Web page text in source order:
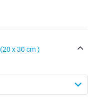
(20 x 30 cm )